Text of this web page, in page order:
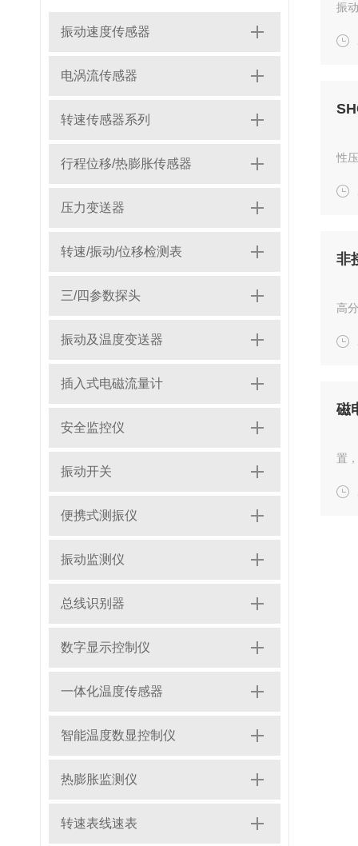
振动速度传感器
电涡流传感器
转速传感器系列
行程位移/热膨胀传感器
压力变送器
转速/振动/位移检测表
三/四参数探头
振动及温度变送器
插入式电磁流量计
安全监控仪
振动开关
便携式测振仪
振动监测仪
总线识别器
数字显示控制仪
一体化温度传感器
智能温度数显控制仪
热膨胀监测仪
转速表线速表
振
况
性
高
油
磁
置
的